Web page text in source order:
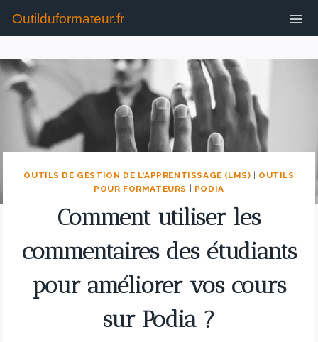
Outilduformateur.fr
OUTILS DE GESTION DE L'APPRENTISSAGE (LMS) | OUTILS
POUR FORMATEURS | PODIA
Comment utiliser les
commentaires des étudiants
pour améliorer vos cours
sur Podia ?